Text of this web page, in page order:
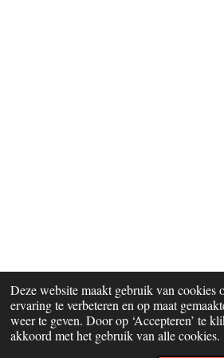
Deze website maakt gebruik van cookies
ervaring te verbeteren en op maat
weer te geven. Door op ‘Accepteren’ te
akkoord met het gebruik van alle cookies.